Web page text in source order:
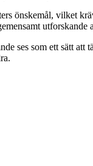
önskemål, vilket
utforskande
ses som ett sätt